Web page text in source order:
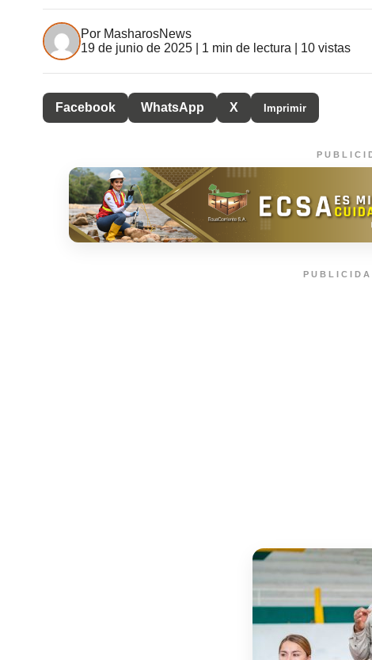
Por MasharosNews
19 de junio de 2025 | 1 min de lectura | 10 vistas
Facebook WhatsApp X Imprimir